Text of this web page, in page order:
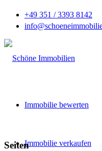
+49 351 / 3393 8142
Immobilie bewerten
Immobilie verkaufen
Seiten